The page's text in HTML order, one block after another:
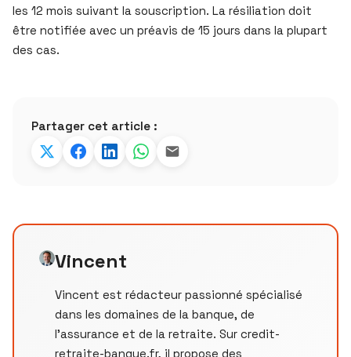
les 12 mois suivant la souscription. La résiliation doit
être notifiée avec un préavis de 15 jours dans la plupart
des cas.
Partager cet article :
Vincent
Vincent est rédacteur passionné spécialisé
dans les domaines de la banque, de
l'assurance et de la retraite. Sur credit-
retraite-banque.fr, il propose des